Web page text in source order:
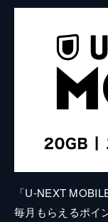
「U-NEXT
毎月もらえるポイ